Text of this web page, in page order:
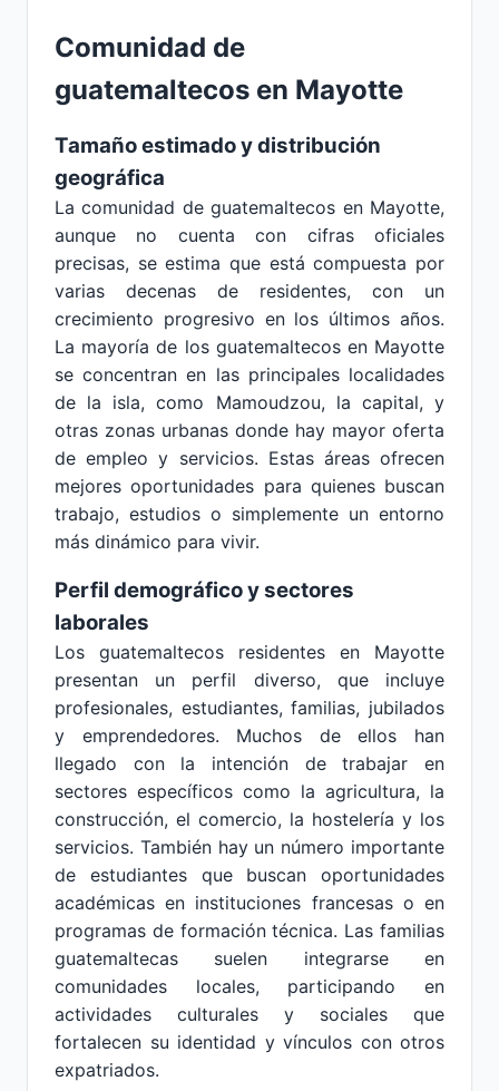
Comunidad de
guatemaltecos en Mayotte
Tamaño estimado y distribución
geográfica
La comunidad de guatemaltecos en Mayotte,
aunque no cuenta con cifras oficiales
precisas, se estima que está compuesta por
varias decenas de residentes, con un
crecimiento progresivo en los últimos años.
La mayoría de los guatemaltecos en Mayotte
se concentran en las principales localidades
de la isla, como Mamoudzou, la capital, y
otras zonas urbanas donde hay mayor oferta
de empleo y servicios. Estas áreas ofrecen
mejores oportunidades para quienes buscan
trabajo, estudios o simplemente un entorno
más dinámico para vivir.
Perfil demográfico y sectores
laborales
Los guatemaltecos residentes en Mayotte
presentan un perfil diverso, que incluye
profesionales, estudiantes, familias, jubilados
y emprendedores. Muchos de ellos han
llegado con la intención de trabajar en
sectores específicos como la agricultura, la
construcción, el comercio, la hostelería y los
servicios. También hay un número importante
de estudiantes que buscan oportunidades
académicas en instituciones francesas o en
programas de formación técnica. Las familias
guatemaltecas suelen integrarse en
comunidades locales, participando en
actividades culturales y sociales que
fortalecen su identidad y vínculos con otros
expatriados.